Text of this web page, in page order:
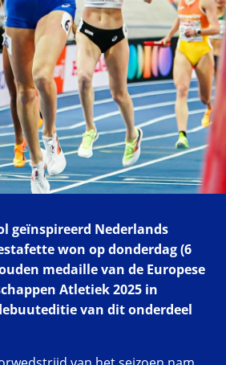
geïnspireerd Nederlands
won op donderdag (6
medaille van de Europese
Atletiek 2025 in
van dit onderdeel